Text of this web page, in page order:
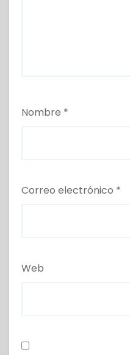
Nombre *
Correo electrónico *
Web